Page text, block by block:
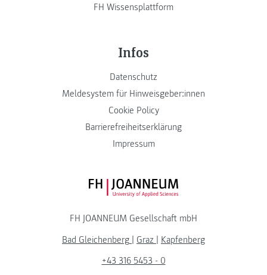
FH Wissensplattform
Infos
Datenschutz
Meldesystem für Hinweisgeber:innen
Cookie Policy
Barrierefreiheitserklärung
Impressum
FH JOANNEUM Logo
FH JOANNEUM Gesellschaft mbH
Bad Gleichenberg | Graz | Kapfenberg
+43 316 5453 - 0